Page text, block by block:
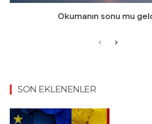
Okumanın sonu mu
SON EKLENENLER